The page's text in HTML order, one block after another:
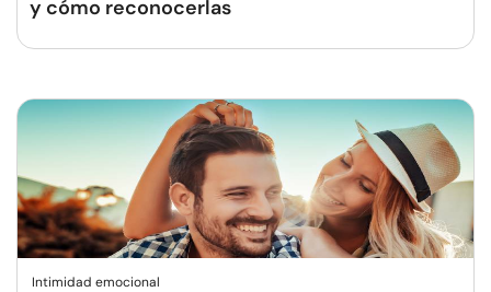
y cómo reconocerlas
Intimidad emocional